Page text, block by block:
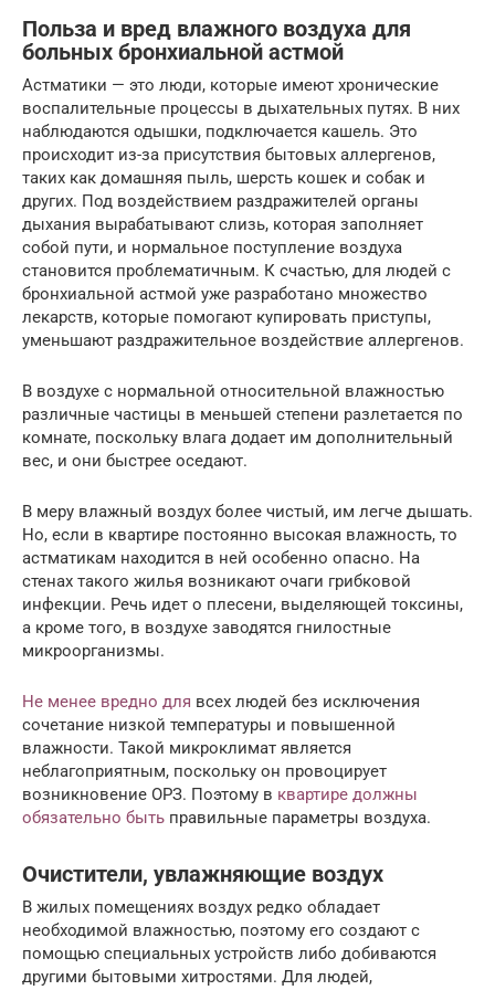
Польза и вред влажного воздуха для
больных бронхиальной астмой
Астматики — это люди, которые имеют хронические
воспалительные процессы в дыхательных путях. В них
наблюдаются одышки, подключается кашель. Это
происходит из-за присутствия бытовых аллергенов,
таких как домашняя пыль, шерсть кошек и собак и
других. Под воздействием раздражителей органы
дыхания вырабатывают слизь, которая заполняет
собой пути, и нормальное поступление воздуха
становится проблематичным. К счастью, для людей с
бронхиальной астмой уже разработано множество
лекарств, которые помогают купировать приступы,
уменьшают раздражительное воздействие аллергенов.
В воздухе с нормальной относительной влажностью
различные частицы в меньшей степени разлетается по
комнате, поскольку влага додает им дополнительный
вес, и они быстрее оседают.
В меру влажный воздух более чистый, им легче дышать.
Но, если в квартире постоянно высокая влажность, то
астматикам находится в ней особенно опасно. На
стенах такого жилья возникают очаги грибковой
инфекции. Речь идет о плесени, выделяющей токсины,
а кроме того, в воздухе заводятся гнилостные
микроорганизмы.
Не менее вредно для всех людей без исключения
сочетание низкой температуры и повышенной
влажности. Такой микроклимат является
неблагоприятным, поскольку он провоцирует
возникновение ОРЗ. Поэтому в квартире должны
обязательно быть правильные параметры воздуха.
Очистители, увлажняющие воздух
В жилых помещениях воздух редко обладает
необходимой влажностью, поэтому его создают с
помощью специальных устройств либо добиваются
другими бытовыми хитростями. Для людей,